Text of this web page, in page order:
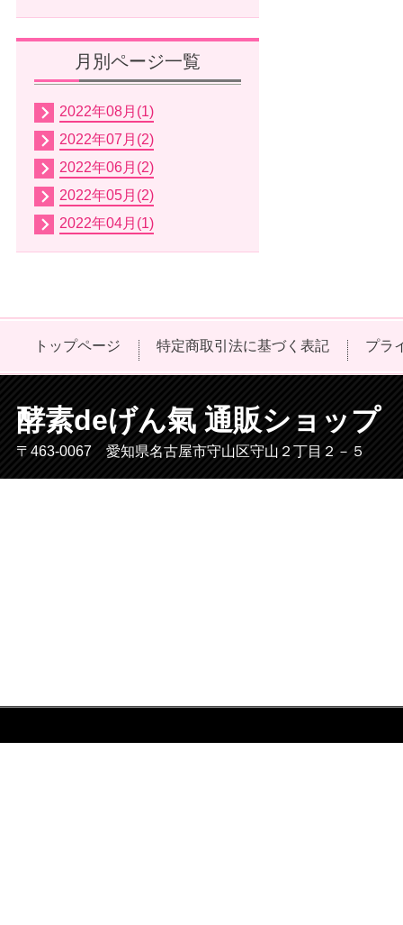
月別ページ一覧
2022年08月(1)
2022年07月(2)
2022年06月(2)
2022年05月(2)
2022年04月(1)
トップページ 特定商取引法に基づく表記 プラ
酵素deげん氣 通販ショップ
〒463-0067 愛知県名古屋市守山区守山２丁目２－５